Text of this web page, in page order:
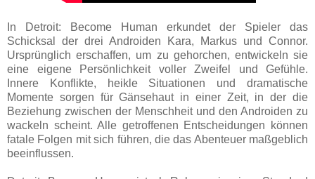
In Detroit: Become Human erkundet der Spieler das
Schicksal der drei Androiden Kara, Markus und Connor.
Ursprünglich erschaffen, um zu gehorchen, entwickeln sie
eine eigene Persönlichkeit voller Zweifel und Gefühle.
Innere Konflikte, heikle Situationen und dramatische
Momente sorgen für Gänsehaut in einer Zeit, in der die
Beziehung zwischen der Menschheit und den Androiden zu
wackeln scheint. Alle getroffenen Entscheidungen können
fatale Folgen mit sich führen, die das Abenteuer maßgeblich
beeinflussen.